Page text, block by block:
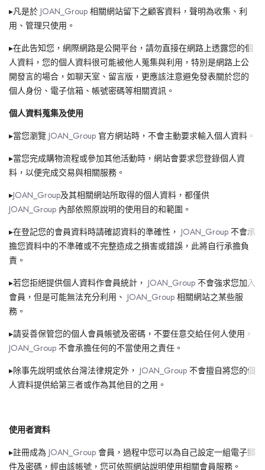
外套
連身款
外套
培培推薦專區
小田推薦專區
Ariel推薦專區
網路限定價
精選特惠4折
超值入手價
連身款
外套
下身
連身款
外套
上身
下身
連身款
外套
所有商品
上身
下身
連身款
外套
(LOOKBOOK)
網紅推薦款
SALE
網路限定價
精選特惠4折
超值入手價
▸凡是於 JOAN_Group 相關網站留下之顧客資料，聲明為收集、利
用、管理只使用。
▸在此告知您，網際網路是公開平台，請勿直接在網路上透露您的個
人資料，您的個人資料很可能被他人蒐集與利用，特別是網路上公
開發言的場合，如聊天室、留言版，更應該注意避免發表關於您的
個人身份、電子信箱、帳號密碼等相關資訊。
個人資料蒐集及使用
▸當您瀏覽 JOAN_Group 官方網站時，不會主動要求輸入個人資料。
▸當您完成購物流程或參加其他活動時，網站會要求您登錄個人資
料，以便完成交易與相關服務。
▸JOAN_Group及其相關網站所取得的個人資料，都僅供
JOAN_Group 內部依照原說明的使用目的和範圍。
▸在登記您的會員資料時請確認資料的準確性， JOAN_Group 不會承
擔您資料中的不準確或不完整造成之損害或錯誤，此將自行承擔負
責。
▸若您拒絕提供個人資料作會員統計， JOAN_Group 不會強求您加入
會員，但是可能無法充分利用、 JOAN_Group 相關網站之某些服
務。
▸請妥善保管您的個人會員帳號及密碼，不要任意交給任何人使用，
JOAN_Group 不會承擔任何的不當使用之責任。
▸除事先說明或依台灣法律規定外， JOAN_Group 不會擅自將您的個
人資料提供給第三者或作為其他目的之用。
使用者資料
▸註冊成為 JOAN_Group 會員，過程中您可以為自己設定一組電子郵
件及密碼，經由該帳號，您可依照網站說明使用相關會員服務。